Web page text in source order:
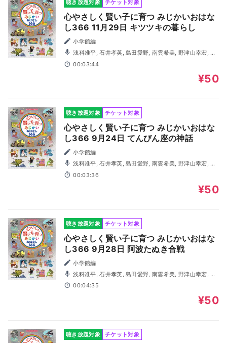
聴き放題対象 チケット対象
心やさしく賢い子に育つ みじかいおはな
し366 11月29日 キツツキの暮らし
小学館編
浅科准平, 石井孝英, 島田愛野, 南雲希美, 野津山幸宏, 八
木田幸恵, 山谷祥生, 神森徹也（歌・演奏）
00:03:44
¥50
聴き放題対象 チケット対象
心やさしく賢い子に育つ みじかいおはな
し366 9月24日 てんびん座の神話
小学館編
浅科准平, 石井孝英, 島田愛野, 南雲希美, 野津山幸宏, 八
木田幸恵, 山谷祥生, 神森徹也（歌・演奏）
00:03:36
¥50
聴き放題対象 チケット対象
心やさしく賢い子に育つ みじかいおはな
し366 9月28日 阿波たぬき合戦
小学館編
浅科准平, 石井孝英, 島田愛野, 南雲希美, 野津山幸宏, 八
木田幸恵, 山谷祥生, 神森徹也（歌・演奏）
00:04:35
¥50
聴き放題対象 チケット対象